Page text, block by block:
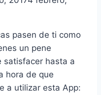
pasen de ti como
un pene
satisfacer hasta a
hora de que
a utilizar esta App: